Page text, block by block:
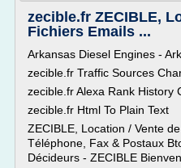
zecible.fr ZECIBLE,
Fichiers Emails ...
Arkansas Diesel Engines -
zecible.fr Traffic Sources
zecible.fr Alexa Rank History
zecible.fr Html To Plain Text
ZECIBLE, Location / Vente
Téléphone, Fax & Postaux
Décideurs - ZECIBLE